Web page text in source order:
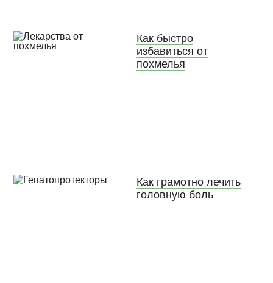
Как быстро
избавиться от
похмелья
Как грамотно лечить
головную боль